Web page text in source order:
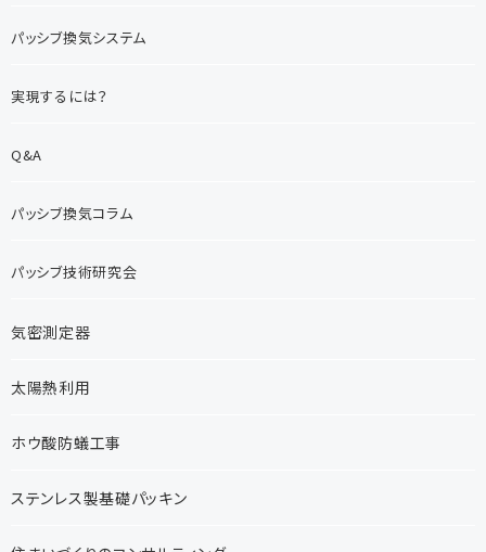
パッシブ換気システム
実現するには？
Q&A
パッシブ換気コラム
パッシブ技術研究会
気密測定器
太陽熱利用
ホウ酸防蟻工事
ステンレス製基礎パッキン